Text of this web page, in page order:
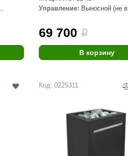
Управление: Выносной (не в
69 700 i
В корзину
Код: 0225311